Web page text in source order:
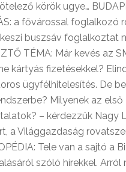
körök ugye…
a fővárossal foglalkozó
buszsáv foglalkoztat
TÉMA: Már kevés az
kártyás fizetésekkel?
ügyfélhitelesítés. De
Milyenek az első
– kérdezzük Nagy
a Világgazdaság
Tele van a sajtó a
szóló hírekkel. Arról